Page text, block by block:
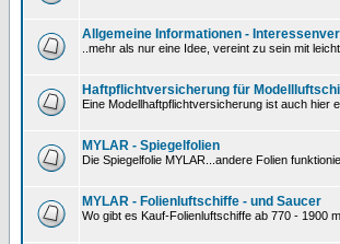
Allgemeine Informationen -
..mehr als nur eine Idee, vereint zu sein mit
Haftpflichtversicherung für
Eine Modellhaftpflichtversicherung ist auch hier
MYLAR - Spiegelfolien
Die Spiegelfolie MYLAR...andere Folien
MYLAR - Folienluftschiffe - und Saucer
Wo gibt es Kauf-Folienluftschiffe ab 770 - 1900